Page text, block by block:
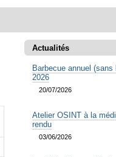
Actualités
Barbecue annuel
2026
20/07/2026
Atelier OSINT à la
rendu
03/06/2026